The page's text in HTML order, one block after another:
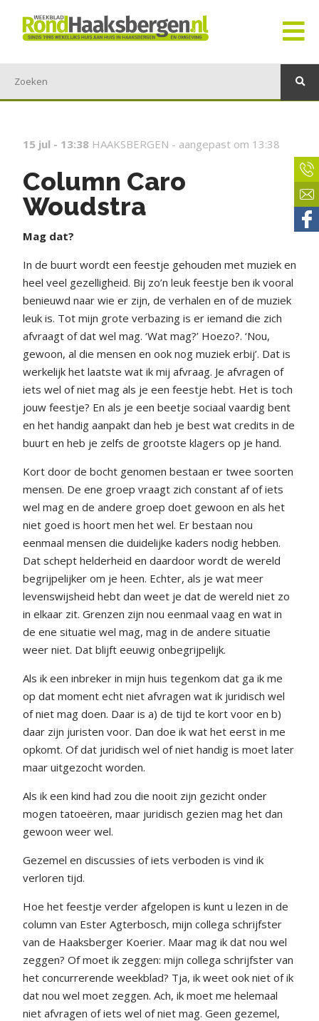
15 jul - 13:38 HAAKSBERGEN - aangepast om 13:38
Column Caro
Woudstra
Mag dat?
In de buurt wordt een feestje gehouden met muziek en
heel veel gezelligheid. Bij zo’n leuk feestje ben ik vooral
benieuwd naar wie er zijn, de verhalen en of de muziek
leuk is. Tot mijn grote verbazing is er iemand die zich
afvraagt of dat wel mag. ‘Wat mag?’ Hoezo?. ‘Nou,
gewoon, al die mensen en ook nog muziek erbij’. Dat is
werkelijk het laatste wat ik mij afvraag. Je afvragen of
iets wel of niet mag als je een feestje hebt. Het is toch
jouw feestje? En als je een beetje sociaal vaardig bent
en het handig aanpakt dan heb je best wat credits in de
buurt en heb je zelfs de grootste klagers op je hand.
Kort door de bocht genomen bestaan er twee soorten
mensen. De ene groep vraagt zich constant af of iets
wel mag en de andere groep doet gewoon en als het
niet goed is hoort men het wel. Er bestaan nou
eenmaal mensen die duidelijke kaders nodig hebben.
Dat schept helderheid en daardoor wordt de wereld
begrijpelijker om je heen. Echter, als je wat meer
levenswijsheid hebt dan weet je dat de wereld niet zo
in elkaar zit. Grenzen zijn nou eenmaal vaag en wat in
de ene situatie wel mag, mag in de andere situatie
weer niet. Dat blijft eeuwig onbegrijpelijk.
Als ik een inbreker in mijn huis tegenkom dat ga ik me
op dat moment echt niet afvragen wat ik juridisch wel
of niet mag doen. Daar is a) de tijd te kort voor en b)
daar zijn juristen voor. Dan doe ik wat het eerst in me
opkomt. Of dat juridisch wel of niet handig is moet later
maar uitgezocht worden.
Als ik een kind had zou die nooit zijn gezicht onder
mogen tatoeëren, maar juridisch gezien mag het dan
gewoon weer wel.
Gezemel en discussies of iets verboden is vind ik
verloren tijd.
Hoe het feestje verder afgelopen is kunt u lezen in de
column van Ester Agterbosch, mijn collega schrijfster
van de Haaksberger Koerier. Maar mag ik dat nou wel
zeggen? Of moet ik zeggen: mijn collega schrijfster van
het concurrerende weekblad? Tja, ik weet ook niet of ik
dat nou wel moet zeggen. Ach, ik moet me helemaal
niet afvragen of iets wel of niet mag. Geen gezemel,